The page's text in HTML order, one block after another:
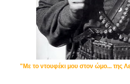
"Με το ντουφέκι μου στον ώμο... της